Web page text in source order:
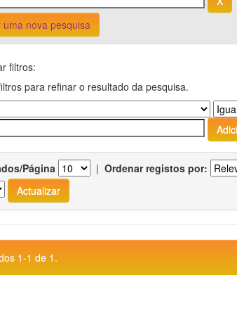
uma nova pesquisa
filtros:
para refinar o resultado da pesquisa.
Página | Ordenar registos por:
1-1 de 1.